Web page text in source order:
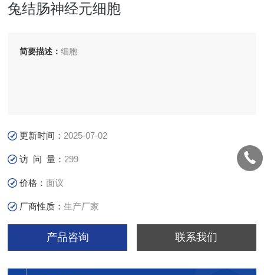
兔结肠神经元细胞
简要描述：细胞
更新时间： 2025-07-02
访 问 量： 299
价格：面议
厂商性质：生产厂家
产品咨询 联系我们